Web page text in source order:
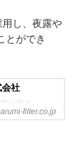
し、夜露や
とができ
会社
が蘇る。
filter.co.jp